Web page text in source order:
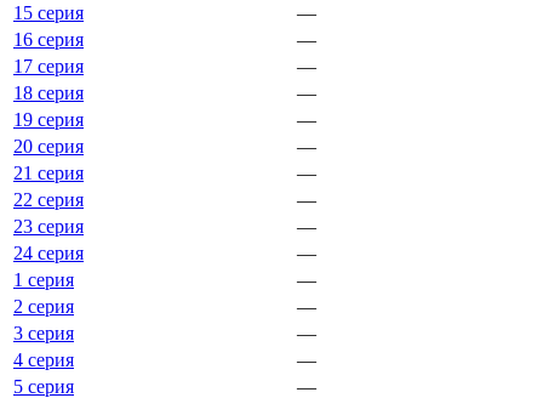
15 серия
—
16 серия
—
17 серия
—
18 серия
—
19 серия
—
20 серия
—
21 серия
—
22 серия
—
23 серия
—
24 серия
—
1 серия
—
2 серия
—
3 серия
—
4 серия
—
5 серия
—